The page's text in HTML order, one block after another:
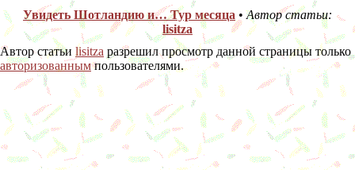
Увидеть Шотландию и… Тур месяца •Автор статьи:
lisitza
Автор статьи lisitza разрешил просмотр данной страницы только
авторизованнымпользователями.